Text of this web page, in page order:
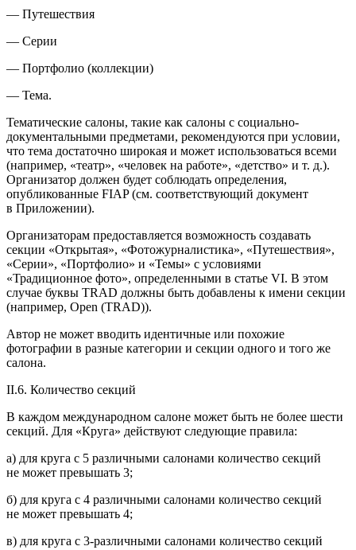
— Путешествия
— Серии
— Портфолио (коллекции)
— Тема.
Тематические салоны, такие как салоны с социально-
документальными предметами, рекомендуются при условии,
что тема достаточно широкая и может использоваться всеми
(например, «театр», «человек на работе», «детство» и т. д.).
Организатор должен будет соблюдать определения,
опубликованные FIAP (см. соответствующий документ
в Приложении).
Организаторам предоставляется возможность создавать
секции «Открытая», «Фотожурналистика», «Путешествия»,
«Серии», «Портфолио» и «Темы» с условиями
«Традиционное фото», определенными в статье VI. В этом
случае буквы TRAD должны быть добавлены к имени секции
(например, Open (TRAD)).
Автор не может вводить идентичные или похожие
фотографии в разные категории и секции одного и того же
салона.
II.6. Количество секций
В каждом международном салоне может быть не более шести
секций. Для «Круга» действуют следующие правила:
а) для круга с 5 различными салонами количество секций
не может превышать 3;
б) для круга с 4 различными салонами количество секций
не может превышать 4;
в) для круга с 3-различными салонами количество секций